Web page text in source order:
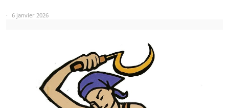
6 janvier 2026